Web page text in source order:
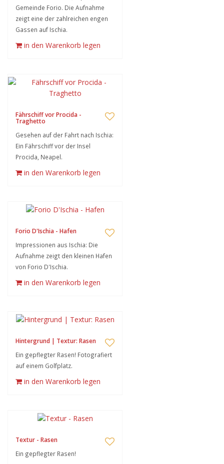
Gemeinde Forio. Die Aufnahme
zeigt eine der zahlreichen engen
Gassen auf Ischia.
in den Warenkorb legen
Fährschiff vor Procida -
Traghetto
Gesehen auf der Fahrt nach Ischia:
Ein Fährschiff vor der Insel
Procida, Neapel.
in den Warenkorb legen
Forio D'Ischia - Hafen
Impressionen aus Ischia: Die
Aufnahme zeigt den kleinen Hafen
von Forio D'Ischia.
in den Warenkorb legen
Hintergrund | Textur: Rasen
Ein gepflegter Rasen! Fotografiert
auf einem Golfplatz.
in den Warenkorb legen
Textur - Rasen
Ein gepflegter Rasen!